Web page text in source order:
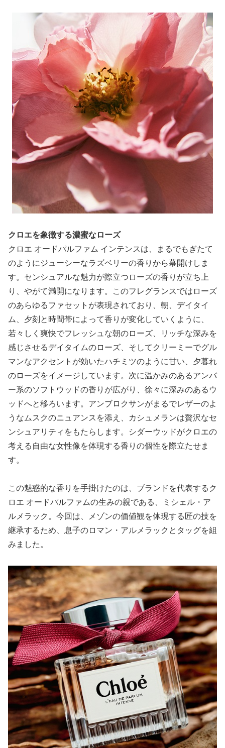
クロエを象徴する濃蜜なローズ
クロエ オードパルファム インテンスは、まるでもぎたて
のようにジューシーなラズベリーの香りから幕開けしま
す。センシュアルな魅力が際立つローズの香りが立ち上
り、やがて満開になります。このフレグランスではローズ
のあらゆるファセットが表現されており、朝、デイタイ
ム、夕刻と時間帯によって香りが変化していくように、
若々しく爽快でフレッシュな朝のローズ、リッチな深みを
感じさせるデイタイムのローズ、そしてクリーミーでグル
マンなアクセントが効いたハチミツのように甘い、夕暮れ
のローズをイメージしています。次に温かみのあるアンバ
ー系のソフトウッドの香りが広がり、徐々に深みのあるウ
ッドへと移ろいます。アンブロクサンがまるでレザーのよ
うなムスクのニュアンスを添え、カシュメランは贅沢なセ
ンシュアリティをもたらします。シダーウッドがクロエの
考える自由な女性像を体現する香りの個性を際立たせま
す。
この魅惑的な香りを手掛けたのは、ブランドを代表するク
ロエ オードパルファムの生みの親である、ミシェル・ア
ルメラック。今回は、メゾンの価値観を体現する匠の技を
継承するため、息子のロマン・アルメラックとタッグを組
みました。